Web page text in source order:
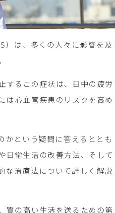
）は、多くの人々に影響を及
するこの症状は、日中の疲労
は心血管疾患のリスクを高め
かという疑問に答えるととも
日常生活の改善方法、そして
な治療法について詳しく解説
質の高い生活を送るための第